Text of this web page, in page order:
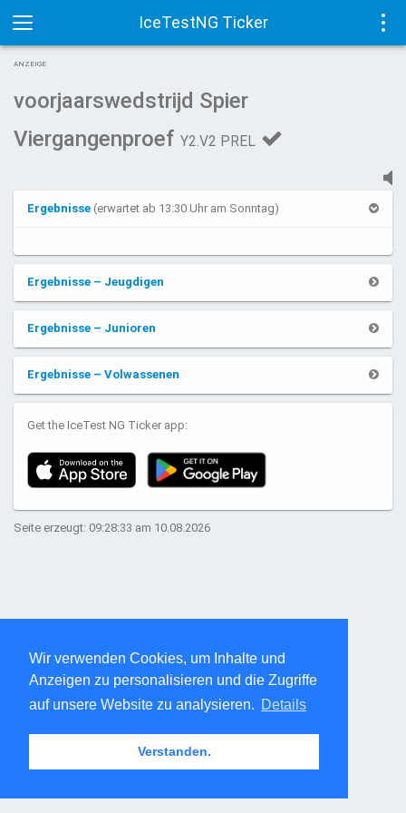
Wir verwenden Cookies, um Inhalte und
Anzeigen zu personalisieren und die Zugriffe
auf unsere Website zu analysieren. Details
Verstanden.
IceTestNG Ticker
Toggle
navigation
ANZEIGE
voorjaarswedstrijd Spier
Viergangenproef Y2.V2 PREL
Ergebnisse (erwartet ab 13:30 Uhr am Sonntag)
Ergebnisse – Jeugdigen
Ergebnisse – Junioren
Ergebnisse – Volwassenen
Get the IceTest NG Ticker app:
Seite erzeugt: 09:28:33 am 10.08.2026